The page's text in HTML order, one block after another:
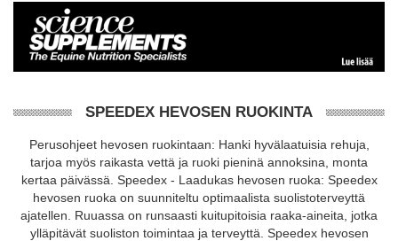
SPEEDEX HEVOSEN RUOKINTA
Perusohjeet hevosen ruokintaan: Hanki hyvälaatuisia rehuja,
tarjoa myös raikasta vettä ja ruoki pieninä annoksina, monta
kertaa päivässä. Speedex - Laadukas hevosen ruoka: Speedex
hevosen ruoka on suunniteltu optimaalista suolistoterveyttä
ajatellen. Ruuassa on runsaasti kuitupitoisia raaka-aineita, jotka
ylläpitävät suoliston toimintaa ja terveyttä. Speedex hevosen